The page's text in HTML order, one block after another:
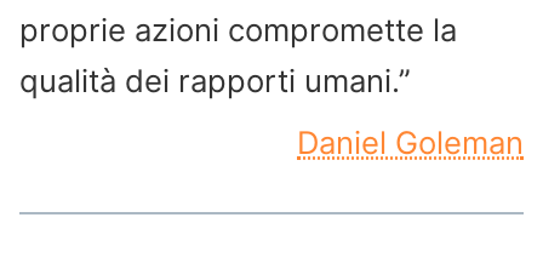
proprie azioni compromette la
qualità dei rapporti umani.”
Daniel Goleman